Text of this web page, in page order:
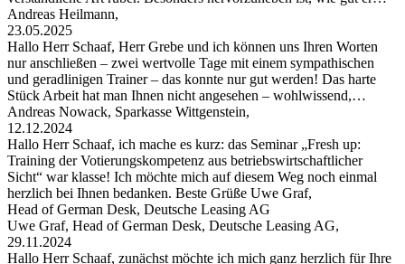
Andreas Heilmann,
23.05.2025
Hallo Herr Schaaf, Herr Grebe und ich können uns Ihren Worten
nur anschließen – zwei wertvolle Tage mit einem sympathischen
und geradlinigen Trainer – das konnte nur gut werden! Das harte
Stück Arbeit hat man Ihnen nicht angesehen – wohlwissend,…
Andreas Nowack, Sparkasse Wittgenstein,
12.12.2024
Hallo Herr Schaaf, ich mache es kurz: das Seminar „Fresh up:
Training der Votierungskompetenz aus betriebswirtschaftlicher
Sicht“ war klasse! Ich möchte mich auf diesem Weg noch einmal
herzlich bei Ihnen bedanken. Beste Grüße Uwe Graf,
Head of German Desk, Deutsche Leasing AG
Uwe Graf, Head of German Desk, Deutsche Leasing AG,
29.11.2024
Hallo Herr Schaaf, zunächst möchte ich mich ganz herzlich für Ihre